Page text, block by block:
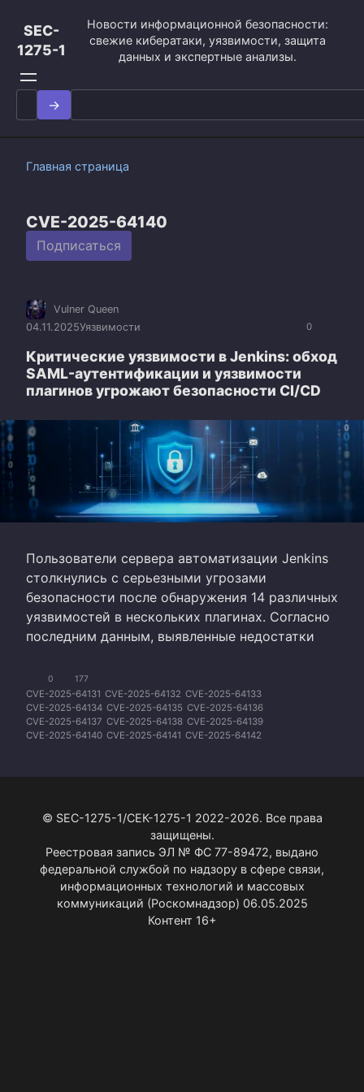
контенту
SEC-
1275-1
Новости информационной безопасности:
свежие кибератаки, уязвимости, защита
данных и экспертные анализы.
Search
for:
Главная страница
CVE-2025-64140
Подписаться
0
Vulner Queen
04.11.2025Уязвимости
Критические уязвимости в Jenkins: обход
SAML-аутентификации и уязвимости
плагинов угрожают безопасности CI/CD
Пользователи сервера автоматизации Jenkins
столкнулись с серьезными угрозами
безопасности после обнаружения 14 различных
уязвимостей в нескольких плагинах. Согласно
последним данным, выявленные недостатки
0 177
CVE-2025-64131 CVE-2025-64132 CVE-2025-64133
CVE-2025-64134 CVE-2025-64135 CVE-2025-64136
CVE-2025-64137 CVE-2025-64138 CVE-2025-64139
CVE-2025-64140 CVE-2025-64141 CVE-2025-64142
CVE-2025-64149 CVE-2025-64150
© SEC-1275-1/СЕК-1275-1 2022-2026. Все права
защищены.
Реестровая запись ЭЛ № ФС 77-89472, выдано
федеральной службой по надзору в сфере связи,
информационных технологий и массовых
коммуникаций (Роскомнадзор) 06.05.2025
Контент 16+